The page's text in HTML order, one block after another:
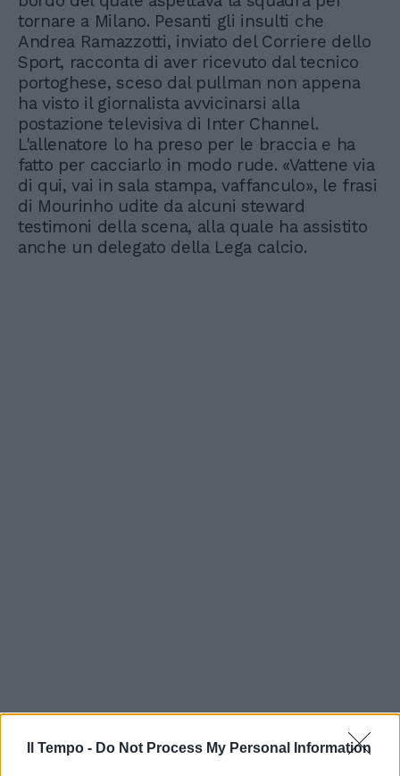
Il Tempo - Do Not Process My Personal Information
tornare a Milano. Pesanti gli insulti che
Andrea Ramazzotti, inviato del Corriere dello
Sport, racconta di aver ricevuto dal tecnico
portoghese, sceso dal pullman non appena
ha visto il giornalista avvicinarsi alla
postazione televisiva di Inter Channel.
L'allenatore lo ha preso per le braccia e ha
fatto per cacciarlo in modo rude. «Vattene via
di qui, vai in sala stampa, vaffanculo», le frasi
di Mourinho udite da alcuni steward
testimoni della scena, alla quale ha assistito
anche un delegato della Lega calcio.
In evidenza